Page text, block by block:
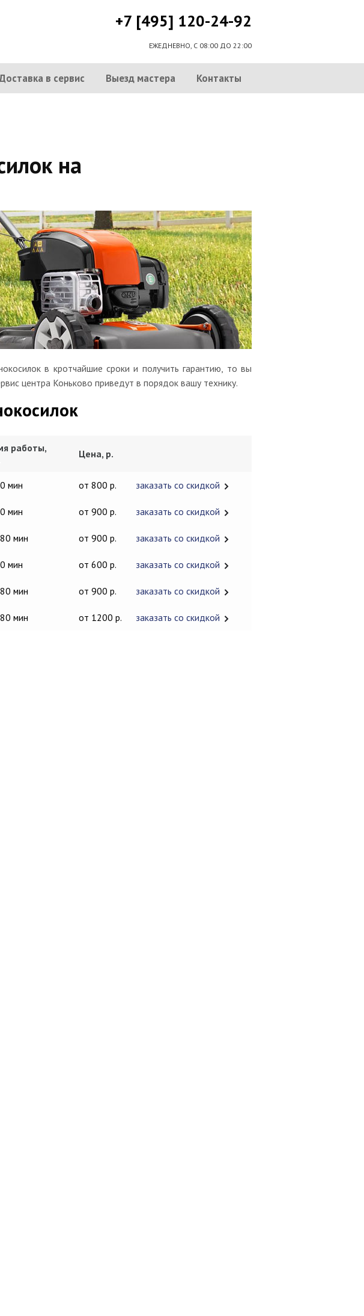
+7 [495] 120-24-92
ЕЖЕДНЕВНО, С 08:00 ДО 22:00
в сервис Выезд мастера Контакты
на
в кротчайшие сроки и получить гарантию, то вы
центра Коньково приведут в порядок вашу технику.
работы,
Цена, р.
мин от 800 р. заказать со скидкой
мин от 900 р. заказать со скидкой
мин от 900 р. заказать со скидкой
мин от 600 р. заказать со скидкой
мин от 900 р. заказать со скидкой
мин от 1200 р. заказать со скидкой